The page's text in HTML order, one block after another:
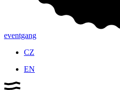
eventgang
CZ
EN